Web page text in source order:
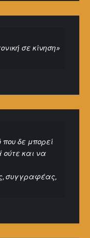
σε κίνηση»
δε μπορεί
και να
συγγραφέας,